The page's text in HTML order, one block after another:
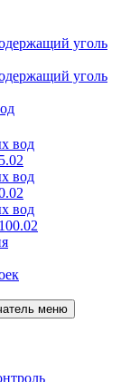
уголь
уголь
вод
вод
вод
меню